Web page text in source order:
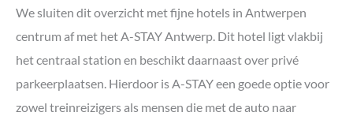
We sluiten dit overzicht met fijne hotels in Antwerpen
centrum af met het A-STAY Antwerp. Dit hotel ligt vlakbij
het centraal station en beschikt daarnaast over privé
parkeerplaatsen. Hierdoor is A-STAY een goede optie voor
zowel treinreizigers als mensen die met de auto naar